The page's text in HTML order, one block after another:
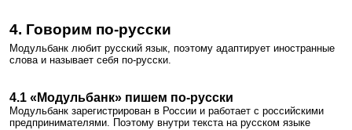
4. Говорим по-русски
Модульбанк любит русский язык, поэтому адаптирует иностранные
слова и называет себя по-русски.
4.1 «Модульбанк» пишем по-русски
Модульбанк зарегистрирован в России и работает с российскими
предпринимателями. Поэтому внутри текста на русском языке